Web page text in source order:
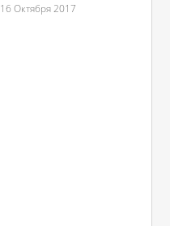
16 Октября 2017